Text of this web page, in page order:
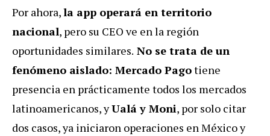
Por ahora,la app operará en territorio
nacional, pero su CEO ve en la región
oportunidades similares. No se trata de un
fenómeno aislado: Mercado Pagotiene
presencia en prácticamente todos los mercados
latinoamericanos, yUalá y Moni, por solo citar
dos casos, ya iniciaron operaciones en México y